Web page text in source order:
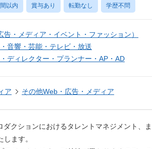
以内 賞与あり 転勤なし 学歴不問
告・メディア・イベント・ファッション）
音響・芸能・テレビ・放送
ディレクター・プランナー・AP・AD
ア その他Web・広告・メディア
ダクションにおけるタレントマネジメント、
ます。